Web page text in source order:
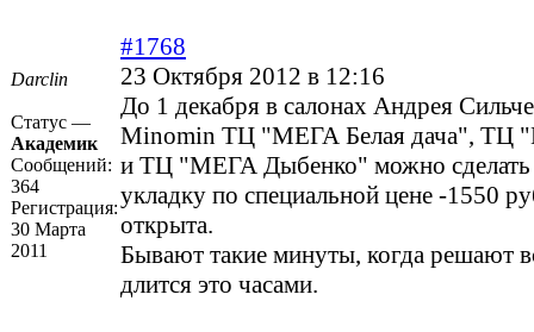
Darclin
Статус —
Академик
Сообщений:
364
Регистрация:
30 Марта
2011
#1768
23 Октября 2012 в 12:16
До 1 декабря в салонах Андрея
Minomin ТЦ "МЕГА Белая дача", ТЦ
и ТЦ "МЕГА Дыбенко" можно сделать
укладку по специальной цене -1550
открыта.
Бывают такие минуты, когда решают
длится это часами.